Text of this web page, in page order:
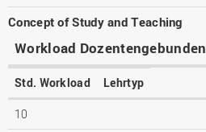
Concept of Study and Teaching
Workload Dozentengebunden
Std. Workload Lehrtyp
10